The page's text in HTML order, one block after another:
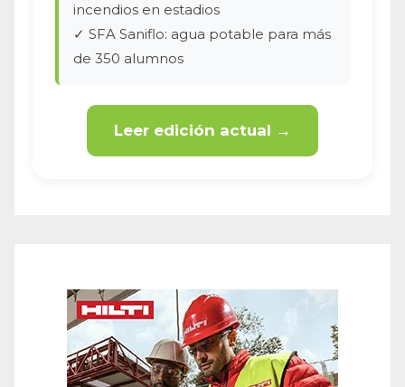
incendios en estadios
✓ SFA Saniflo: agua potable para más
de 350 alumnos
Leer edición actual →